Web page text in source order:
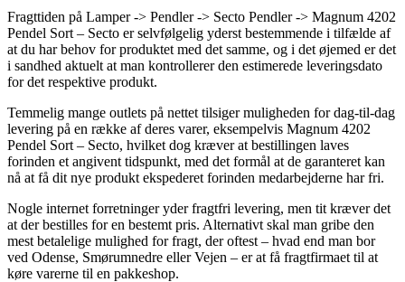
Fragttiden på Lamper -> Pendler -> Secto Pendler -> Magnum 4202
Pendel Sort – Secto er selvfølgelig yderst bestemmende i tilfælde af
at du har behov for produktet med det samme, og i det øjemed er det
i sandhed aktuelt at man kontrollerer den estimerede leveringsdato
for det respektive produkt.
Temmelig mange outlets på nettet tilsiger muligheden for dag-til-dag
levering på en række af deres varer, eksempelvis Magnum 4202
Pendel Sort – Secto, hvilket dog kræver at bestillingen laves
forinden et angivent tidspunkt, med det formål at de garanteret kan
nå at få dit nye produkt ekspederet forinden medarbejderne har fri.
Nogle internet forretninger yder fragtfri levering, men tit kræver det
at der bestilles for en bestemt pris. Alternativt skal man gribe den
mest betalelige mulighed for fragt, der oftest – hvad end man bor
ved Odense, Smørumnedre eller Vejen – er at få fragtfirmaet til at
køre varerne til en pakkeshop.